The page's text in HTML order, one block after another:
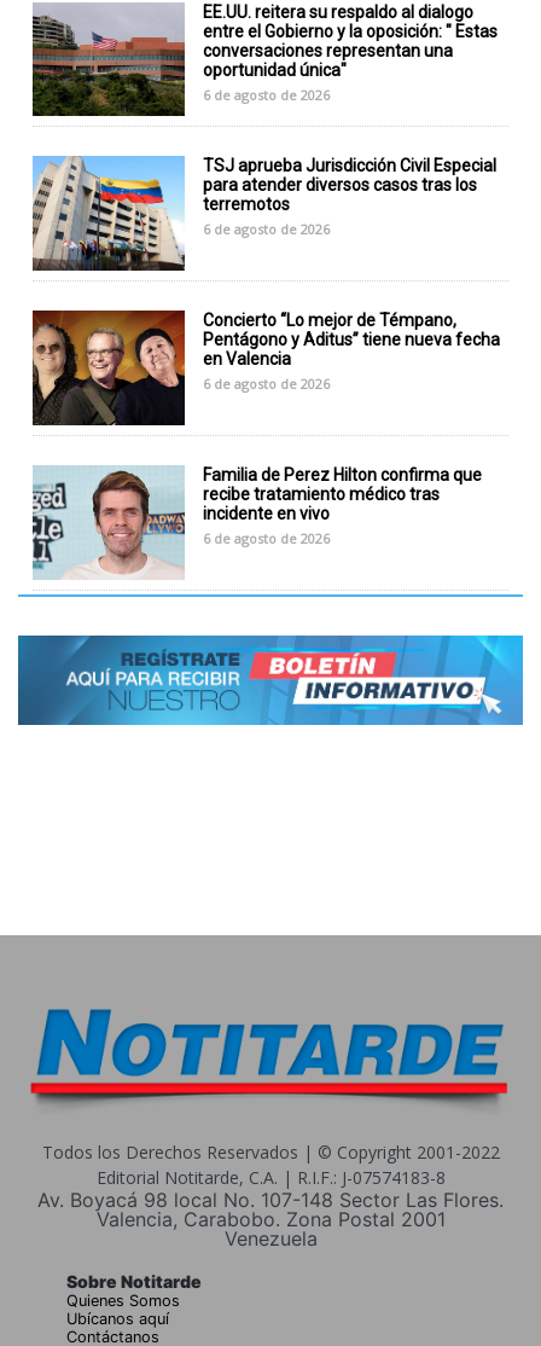
EE.UU. reitera su respaldo al dialogo
entre el Gobierno y la oposición: " Estas
conversaciones representan una
oportunidad única"
6 de agosto de 2026
TSJ aprueba Jurisdicción Civil Especial
para atender diversos casos tras los
terremotos
6 de agosto de 2026
Concierto “Lo mejor de Témpano,
Pentágono y Aditus” tiene nueva fecha
en Valencia
6 de agosto de 2026
Familia de Perez Hilton confirma que
recibe tratamiento médico tras
incidente en vivo
6 de agosto de 2026
Todos los Derechos Reservados | © Copyright 2001-2022
Editorial Notitarde, C.A. | R.I.F.: J-07574183-8
Av. Boyacá 98 local No. 107-148 Sector Las Flores.
Valencia, Carabobo. Zona Postal 2001
Venezuela
Sobre Notitarde
Quienes Somos
Ubícanos aquí
Contáctanos